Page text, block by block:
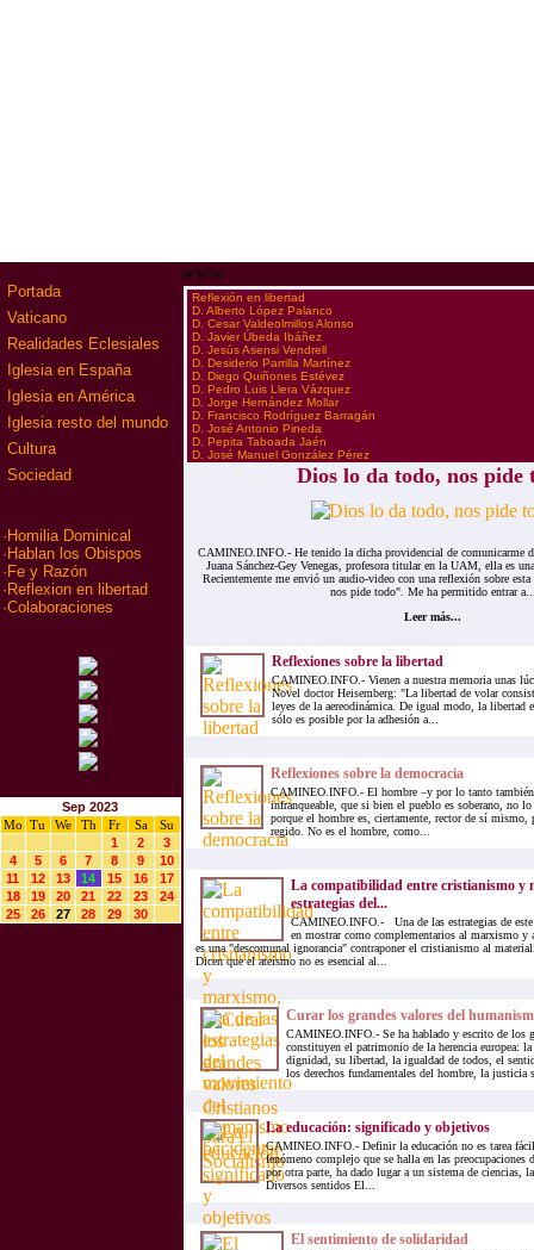
Portada
Vaticano
Realidades Eclesiales
Iglesia en España
Iglesia en América
Iglesia resto del mundo
Cultura
Sociedad
· Homilia Dominical
· Hablan los Obispos
· Fe y Razón
· Reflexion en libertad
·Colaboraciones
Sep 2023
Mo
Tu We Th Fr Sa
Su
1
2
3
4
5 6 7 8 9
10
11
12 13 14 15 16
17
18
19 20 21 22 23
24
25
26 27 28 29 30
www
·Reflexión en libertad
·D. Alberto López Palanco
·D. Cesar Valdeolmillos Alonso
·D. Javier Úbeda Ibáñez
·D. Jesús Asensi Vendrell
·D. Desiderio Parrilla Martínez
·D. Diego Quiñones Estévez
·D. Pedro Luis Llera Vázquez
·D. Jorge Hernández Mollar
·D. Francisco Rodríguez Barragán
·D. José Antonio Pineda
·D. Pepita Taboada Jaén
·D. José Manuel González Pérez
Dios lo da todo, nos pide
CAMINEO.INFO.- He tenido la dicha providencial de comunicarme
Juana Sánchez-Gey Venegas, profesora titular en la UAM, ella es
Recientemente me envió un audio-video con una reflexión sobre
nos pide todo". Me ha permitido entrar
Leer más...
Reflexiones sobre la libertad
CAMINEO.INFO.- Vienen a nuestra memoria unas
Novel doctor Heisemberg: "La libertad de volar
leyes de la aereodinámica. De igual modo, la libertad
sólo es posible por la adhesión a...
Reflexiones sobre la democracia
CAMINEO.INFO.- El hombre –y por lo tanto
infranqueable, que si bien el pueblo es soberano, no
porque el hombre es, ciertamente, rector de sí mismo,
regido. No es el hombre, como...
La compatibilidad entre cristianismo y
estrategias del...
CAMINEO.INFO.- Una de las estrategias de
en mostrar como complementarios al marxismo
es una "descomunal ignorancia" contraponer el cristianismo al
Dicen que el ateísmo no es esencial al...
Curar los grandes valores del
CAMINEO.INFO.- Se ha hablado y escrito de los
constituyen el patrimonio de la herencia europea:
dignidad, su libertad, la igualdad de todos, el
los derechos fundamentales del hombre, la justicia
La educación: significado y objetivos
CAMINEO.INFO.- Definir la educación no es tarea
fenómeno complejo que se halla en las preocupaciones
por otra parte, ha dado lugar a un sistema de ciencias,
Diversos sentidos El...
El sentimiento de solidaridad